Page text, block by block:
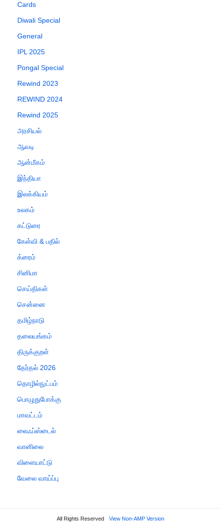
Cards
Diwali Special
General
IPL 2025
Pongal Special
Rewind 2023
REWIND 2024
Rewind 2025
அரசியல்
ஆவடி
ஆன்மீகம்
இந்தியா
இலக்கியம்
உலகம்
கட்டுரை
கேள்வி & பதில்
க்ரைம்
சினிமா
செய்திகள்
சென்னை
தமிழ்நாடு
தலையங்கம்
திருக்குறள்
தேர்தல் 2026
தொழில்நுட்பம்
பொழுதுபோக்கு
மாவட்டம்
லைஃப்ஸ்டைல்
வானிலை
விளையாட்டு
வேலை வாய்ப்பு
All Rights Reserved View Non-AMP Version